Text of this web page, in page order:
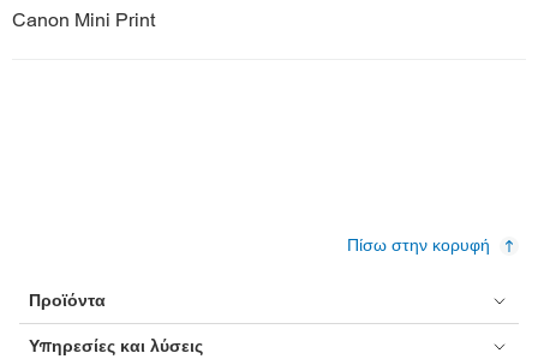
Canon Mini Print
Πίσω στην κορυφή
Προϊόντα
Υπηρεσίες και λύσεις